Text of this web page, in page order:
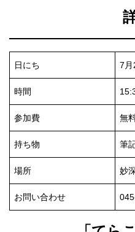
日にち 7月
時間
参加費 無
持ち物 筆
場所 妙
お問い合わせ